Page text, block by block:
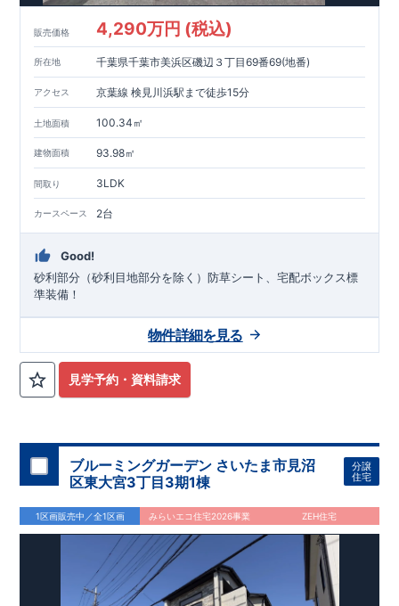
販売価格 4,290万円 (税込)
所在地 千葉県千葉市美浜区磯辺３丁目69番69(地番)
アクセス 京葉線 検見川浜駅まで徒歩15分
土地面積 100.34㎡
建物面積 93.98㎡
間取り 3LDK
カースペース 2台
Good!
砂利部分（砂利目地部分を除く）防草シート、宅配ボックス標
準装備！
見学予約・資料請求
物件詳細を見る
ブルーミングガーデン さいたま市見沼
区東大宮3丁目3期1棟
分譲
住宅
1区画販売中／全1区画 みらいエコ住宅2026事業 ZEH住宅